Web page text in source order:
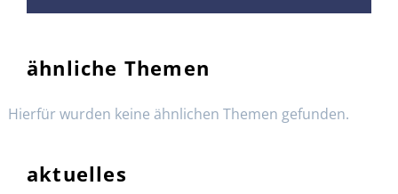
ähnliche Themen
Hierfür wurden keine ähnlichen Themen gefunden.
aktuelles